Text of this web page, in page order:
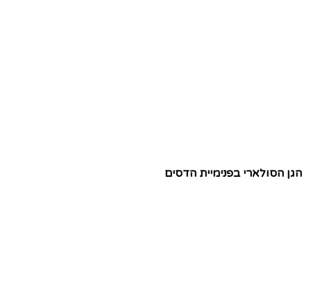
הגן הסולארי בפנימיית הדסים